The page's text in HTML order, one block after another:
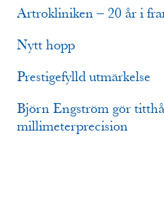
Artrokliniken – 20 år i
Nytt hopp
Prestigefylld utmärkelse
Björn Engström gör
millimeterprecision